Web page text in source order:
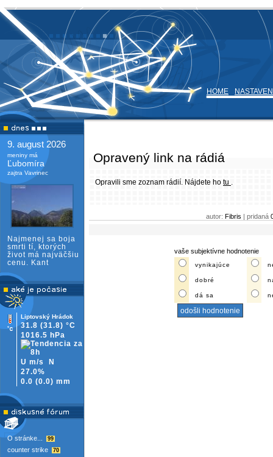
HOME
9. august 2026
meniny má
Ľubomíra
zajtra Vavrinec
Najmenej sa boja
smrti tí, ktorých
život má najväčšiu
cenu. Kant
Liptovský Hrádok
31.8 (31.8) °C
1016.5 hPa
U m/s
N
27.0%
0.0 (0.0) mm
O stránke... 99
counter strike 70
Opravený link na rádiá
Opravili sme zoznam rádií. Nájdete ho tu .
autor: Fibris | pridaná
vaše subjektívne hodnotenie
vynikajúce
dobré
dá sa